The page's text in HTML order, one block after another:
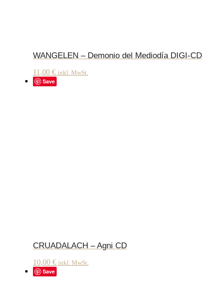
WANGELEN – Demonio del Mediodía DIGI-CD
11,00 € inkl. MwSt.
Save
CRUADALACH – Agni CD
10,00 € inkl. MwSt.
Save